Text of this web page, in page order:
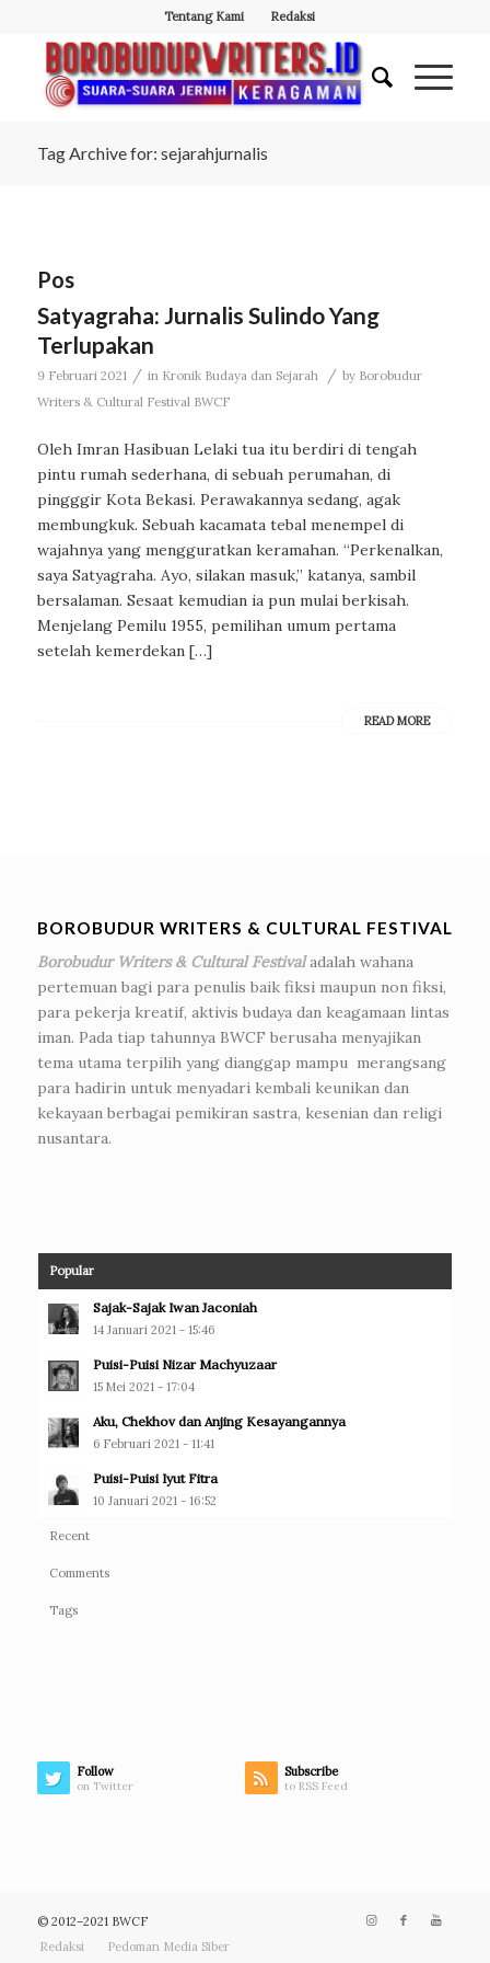
Tentang Kami Redaksi
Tag Archive for: sejarahjurnalis
Pos
Satyagraha: Jurnalis Sulindo Yang
Terlupakan
9 Februari 2021 / in Kronik Budaya dan Sejarah / by Borobudur
Writers & Cultural Festival BWCF
Oleh Imran Hasibuan Lelaki tua itu berdiri di tengah
pintu rumah sederhana, di sebuah perumahan, di
pingggir Kota Bekasi. Perawakannya sedang, agak
membungkuk. Sebuah kacamata tebal menempel di
wajahnya yang mengguratkan keramahan. “Perkenalkan,
saya Satyagraha. Ayo, silakan masuk,” katanya, sambil
bersalaman. Sesaat kemudian ia pun mulai berkisah.
Menjelang Pemilu 1955, pemilihan umum pertama
setelah kemerdekan […]
READ MORE
BOROBUDUR WRITERS & CULTURAL FESTIVAL
Borobudur Writers & Cultural Festivaladalah wahana
pertemuan bagi para penulis baik fiksi maupun non fiksi,
para pekerja kreatif, aktivis budaya dan keagamaan lintas
iman. Pada tiap tahunnya BWCF berusaha menyajikan
tema utama terpilih yang dianggap mampu merangsang
para hadirin untuk menyadari kembali keunikan dan
kekayaan berbagai pemikiran sastra, kesenian dan religi
nusantara.
Popular
Sajak-Sajak Iwan Jaconiah
14 Januari 2021 - 15:46
Puisi-Puisi Nizar Machyuzaar
15 Mei 2021 - 17:04
Aku, Chekhov dan Anjing Kesayangannya
6 Februari 2021 - 11:41
Puisi-Puisi Iyut Fitra
10 Januari 2021 - 16:52
Recent
Comments
Tags
Follow
on Twitter
Subscribe
to RSS Feed
© 2012–2021 BWCF
Redaksi
Pedoman Media Siber